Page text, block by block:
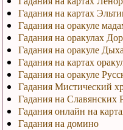
Гадания на картах
Гадания на оракуле
Гадания на оракулах
Гадания на оракуле
Гадания на картах
Гадания на оракуле
Гадания Мистический
Гадания на Славянских
Гадания онлайн на
Гадания на домино